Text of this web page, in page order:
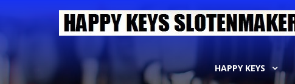
HAPPY KEYS